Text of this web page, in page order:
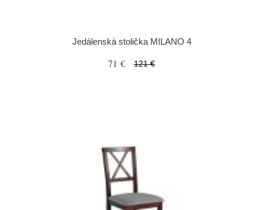
Jedálenská stolička MILANO 4
71 € 121 €